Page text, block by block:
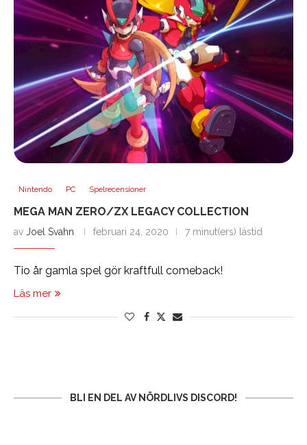
Nintendo PC Spelrecensioner
MEGA MAN ZERO/ZX LEGACY COLLECTION
av Joel Svahn februari 24, 2020 7 minut(ers) lästid
Tio år gamla spel gör kraftfull comeback!
Läs mer
BLI EN DEL AV NÖRDLIVS DISCORD!